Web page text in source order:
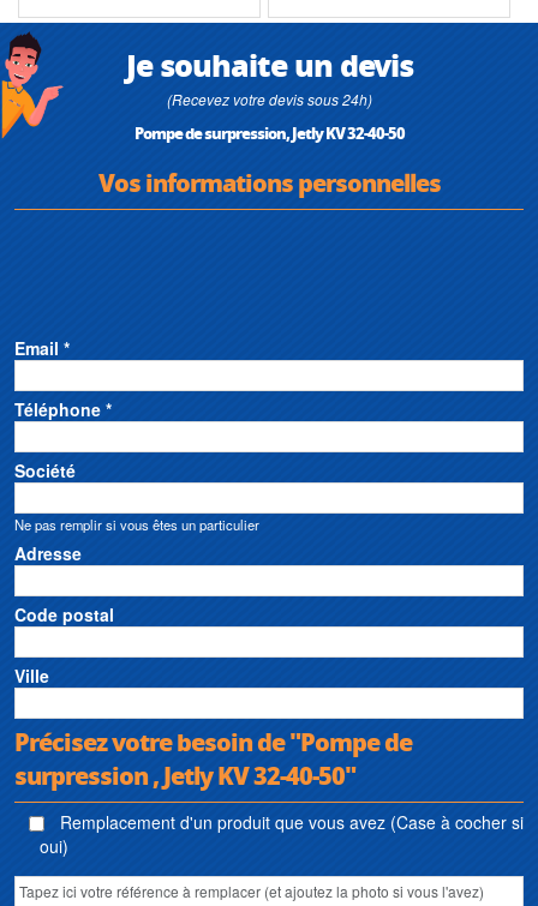
Je souhaite un devis
(Recevez votre devis sous 24h)
Pompe de surpression, Jetly KV 32-40-50
Vos informations personnelles
Email *
Téléphone *
Société
Ne pas remplir si vous êtes un particulier
Adresse
Code postal
Ville
Précisez votre besoin de "Pompe de
surpression , Jetly KV 32-40-50"
Remplacement d'un produit que vous avez (Case à cocher si
oui)